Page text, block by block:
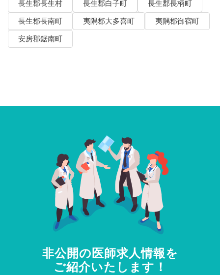
長生郡長生村
長生郡白子町
長生郡長柄町
長生郡長南町
夷隅郡大多喜町
夷隅郡御宿町
安房郡鋸南町
非公開の医師求人情報を
ご紹介いたします！